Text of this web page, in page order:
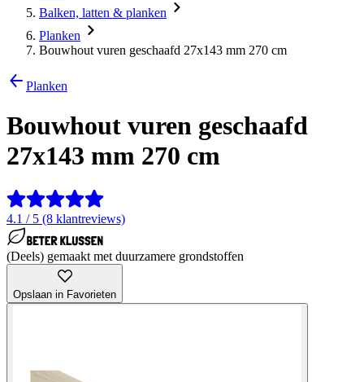
Balken, latten & planken
Planken
Bouwhout vuren geschaafd 27x143 mm 270 cm
Planken
Bouwhout vuren geschaafd
27x143 mm 270 cm
4.1 / 5 (8 klantreviews)
(Deels) gemaakt met duurzamere grondstoffen
Opslaan in Favorieten